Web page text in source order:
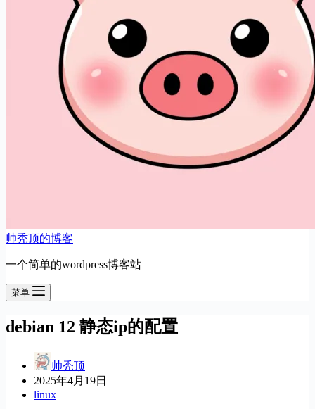
帅秃顶的博客
一个简单的wordpress博客站
菜单
debian 12 静态ip的配置
帅秃顶
2025年4月19日
linux